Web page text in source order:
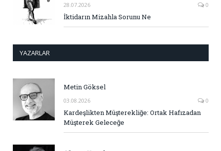
28.07.2026 0
İktidarın Mizahla Sorunu Ne
YAZARLAR
Metin Göksel
03.08.2026 0
Kardeşlikten Müşterekliğe: Ortak Hafızadan
Müşterek Geleceğe